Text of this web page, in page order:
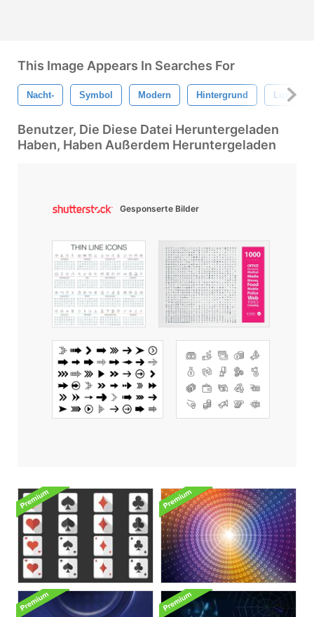
This Image Appears In Searches For
Nacht- Symbol Modern Hintergrund Luxus
Benutzer, Die Diese Datei Heruntergeladen
Haben, Haben Außerdem Heruntergeladen
Gesponserte Bilder